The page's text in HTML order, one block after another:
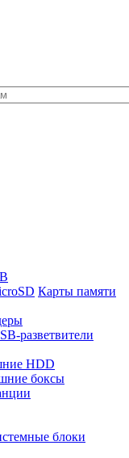
Карты памяти
разветвители
HDD
боксы
блоки